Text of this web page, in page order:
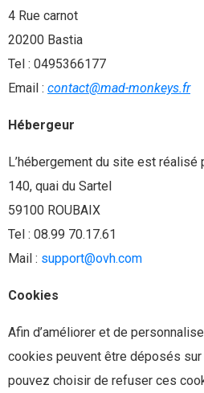
4 Rue carnot
20200 Bastia
Tel : 0495366177
Email : contact@mad-monkeys.fr
Hébergeur
L’hébergement du site est réalisé
140, quai du Sartel
59100 ROUBAIX
Tel : 08.99 70.17.61
Mail : support@ovh.com
Cookies
Afin d’améliorer et de
cookies peuvent être déposés sur
pouvez choisir de refuser ces